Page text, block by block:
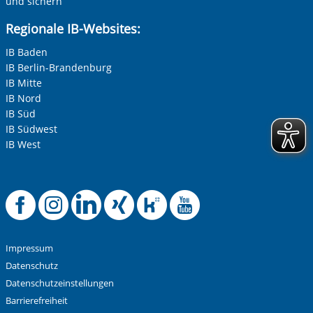
Regionale IB-Websites:
IB Baden
IB Berlin-Brandenburg
IB Mitte
IB Nord
IB Süd
IB Südwest
IB West
Offizielle
Offizielle
Offizielle
Offizielle
Offizielle
Impressum
Datenschutz
Datenschutzeinstellungen
Barrierefreiheit